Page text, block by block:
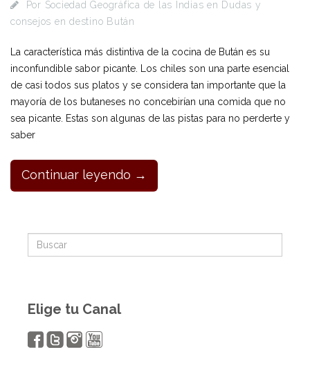
Por Sociedad Geográfica de las Indias en Dudas y
consejos en destino Bután
La característica más distintiva de la cocina de Bután es su
inconfundible sabor picante. Los chiles son una parte esencial
de casi todos sus platos y se considera tan importante que la
mayoría de los butaneses no concebirían una comida que no
sea picante. Estas son algunas de las pistas para no perderte y
saber
Continuar leyendo →
Elige tu Canal